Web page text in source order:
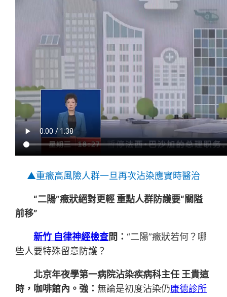
▲重癥高風險人群一旦再次沾染應實時醫治
“二陽”癥狀絕對更輕 重點人群防護要“關隘
前移”
新竹 自律神經檢查問：“二陽”癥狀若何？哪
些人要特殊留意防護？
北京年夜學第一病院沾染疾病科主任 王貴這
時，咖啡館內。強： 無論是初度沾染仍康德診所